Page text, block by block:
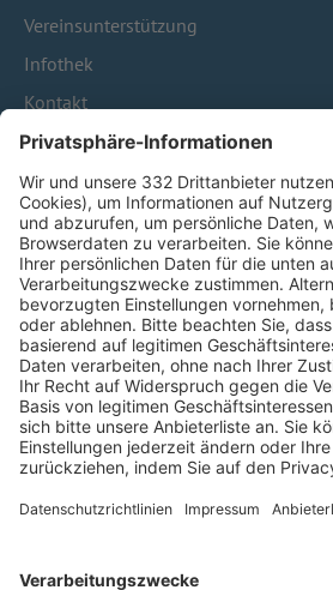
Vereinsunterstützung
Infothek
Kontakt
HÄUFIG BESUCHTE SEITEN
Pässe und Vereinswechsel
Trainerausbildung
Schulungsangebot Vereinsmitarbeiter
BFV-Geschäftsstellen
Trainerbörse
Login SpielPlus
FOLGE DEM BFV